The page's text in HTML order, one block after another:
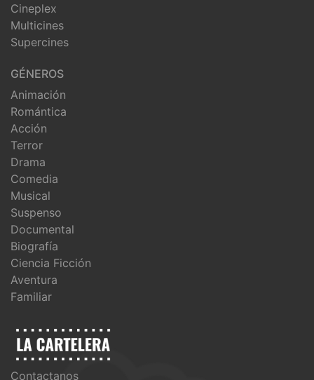
Cineplex
Multicines
Supercines
GÉNEROS
Animación
Romántica
Acción
Terror
Drama
Comedia
Musical
Suspenso
Documental
Biografía
Ciencia Ficción
Aventura
Familiar
Contactanos